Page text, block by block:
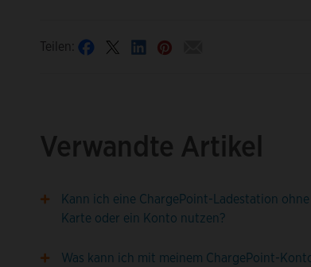
Teilen:
Verwandte Artikel
Kann ich eine ChargePoint-Ladestation
Karte oder ein Konto nutzen?
Was kann ich mit meinem ChargePoint-